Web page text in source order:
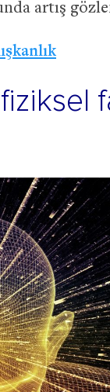
artış